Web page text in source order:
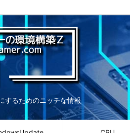
するためのニッチな情報